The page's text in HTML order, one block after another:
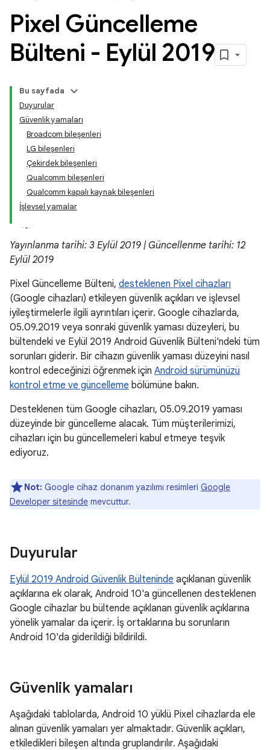
Pixel Güncelleme
Bülteni - Eylül 2019
Bu sayfada
Duyurular
Güvenlik yamaları
Broadcom bileşenleri
LG bileşenleri
Çekirdek bileşenleri
Qualcomm bileşenleri
Qualcomm kapalı kaynak bileşenleri
İşlevsel yamalar
Yayınlanma tarihi: 3 Eylül 2019 | Güncellenme tarihi: 12
Eylül 2019
Pixel Güncelleme Bülteni, desteklenen Pixel cihazları
(Google cihazları) etkileyen güvenlik açıkları ve işlevsel
iyileştirmelerle ilgili ayrıntıları içerir. Google cihazlarda,
05.09.2019 veya sonraki güvenlik yaması düzeyleri, bu
bültendeki ve Eylül 2019 Android Güvenlik Bülteni'ndeki tüm
sorunları giderir. Bir cihazın güvenlik yaması düzeyini nasıl
kontrol edeceğinizi öğrenmek için Android sürümünüzü
kontrol etme ve güncelleme bölümüne bakın.
Desteklenen tüm Google cihazları, 05.09.2019 yaması
düzeyinde bir güncelleme alacak. Tüm müşterilerimizi,
cihazları için bu güncellemeleri kabul etmeye teşvik
ediyoruz.
Not: Google cihaz donanım yazılımı resimleri Google
Developer sitesinde mevcuttur.
Duyurular
Eylül 2019 Android Güvenlik Bülteninde açıklanan güvenlik
açıklarına ek olarak, Android 10'a güncellenen desteklenen
Google cihazlar bu bültende açıklanan güvenlik açıklarına
yönelik yamalar da içerir. İş ortaklarına bu sorunların
Android 10'da giderildiği bildirildi.
Güvenlik yamaları
Aşağıdaki tablolarda, Android 10 yüklü Pixel cihazlarda ele
alınan güvenlik yamaları yer almaktadır. Güvenlik açıkları,
etkiledikleri bileşen altında gruplandırılır. Aşağıdaki